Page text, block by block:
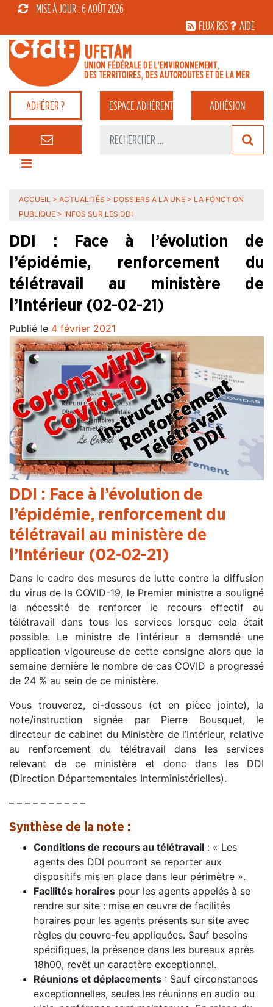
MISE À JOUR : 6 AOÛT 2026
FLUX RSS
AIDE
ADHÉRER ? ESPACEADHÉRENT ADHÉSION
ACCUEIL > ACTUALITÉS > DOSSIERS À LA UNE > LA FONCTION
PUBLIQUE > INFOS SUR LES DDI
DDI : Face à l’évolution de
l’épidémie, renforcement du
télétravail au ministère de
l’Intérieur (02-02-21)
Publié le 4 février 2021
DDI : Face à l’évolution de
l’épidémie, renforcement du
télétravail au ministère de
l’Intérieur (02-02-21)
Dans le cadre des mesures de lutte contre la diffusion
du virus de la COVID-19, le Premier ministre a souligné
la nécessité de renforcer le recours effectif au
télétravail dans tous les services lorsque cela était
possible. Le ministre de l’intérieur a demandé une
application vigoureuse de cette consigne alors que la
semaine dernière le nombre de cas COVID a progressé
de 24 % au sein de ce ministère.
Vous trouverez, ci-dessous (et en pièce jointe), la
note/instruction signée par Pierre Bousquet, le
directeur de cabinet du Ministère de l’Intérieur, relative
au renforcement du télétravail dans les services
relevant de ce ministère et donc dans les DDI
(Direction Départementales Interministérielles).
– – – – – – – – – –
Synthèse de la note :
Conditions de recours au télétravail : « Les
agents des DDI pourront se reporter aux
dispositifs mis en place dans leur périmètre ».
Facilités horaires pour les agents appelés à se
rendre sur site : mise en œuvre de facilités
horaires pour les agents présents sur site avec
règles du couvre-feu appliquées. Sauf besoins
spécifiques, la présence dans les bureaux après
18h00, revêt un caractère exceptionnel.
Réunions et déplacements : Sauf circonstances
exceptionnelles, seules les réunions en audio ou